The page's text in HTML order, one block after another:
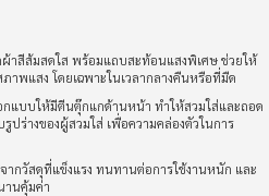
าสีส้มสดใส พร้อมแถบสะท้อนแสงพิเศษ ช่วยให้
าพแสง โดยเฉพาะในเวลากลางคืนหรือที่มืด
แบบให้มีตีนตุ๊กแกด้านหน้า ทำให้สวมใส่และถอด
ปร่างของผู้สวมใส่ เพื่อความคล่องตัวในการ
วัสดุที่แข็งแรง ทนทานต่อการใช้งานหนัก และ
านคุ้มค่า